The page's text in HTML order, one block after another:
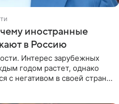
иностранные
в Россию
Интерес зарубежных
годом растет, однако
с негативом в своей стране